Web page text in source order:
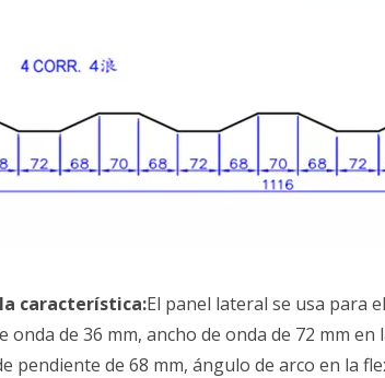
característica:El panel lateral se usa para
onda de 36 mm, ancho de onda de 72 mm
pendiente de 68 mm, ángulo de arco en la